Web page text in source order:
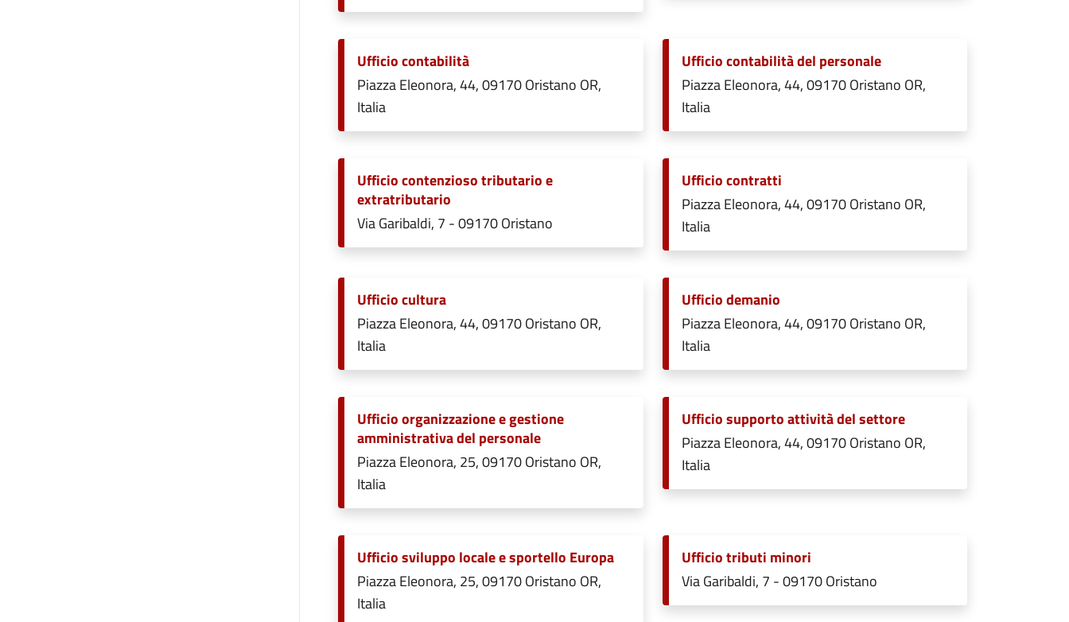
Ufficio contabilità
Piazza Eleonora, 44, 09170 Oristano OR,
Italia
Ufficio contabilità del personale
Piazza Eleonora, 44, 09170 Oristano OR,
Italia
Ufficio contenzioso tributario e
extratributario
Via Garibaldi, 7 - 09170 Oristano
Ufficio contratti
Piazza Eleonora, 44, 09170 Oristano OR,
Italia
Ufficio cultura
Piazza Eleonora, 44, 09170 Oristano OR,
Italia
Ufficio demanio
Piazza Eleonora, 44, 09170 Oristano OR,
Italia
Ufficio organizzazione e gestione
amministrativa del personale
Piazza Eleonora, 25, 09170 Oristano OR,
Italia
Ufficio supporto attività del settore
Piazza Eleonora, 44, 09170 Oristano OR,
Italia
Ufficio sviluppo locale e sportello Europa
Piazza Eleonora, 25, 09170 Oristano OR,
Italia
Ufficio tributi minori
Via Garibaldi, 7 - 09170 Oristano